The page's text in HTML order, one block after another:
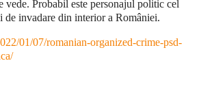
vede. Probabil este personajul politic cel
invadare din interior a României.
01/07/romanian-organized-crime-psd-